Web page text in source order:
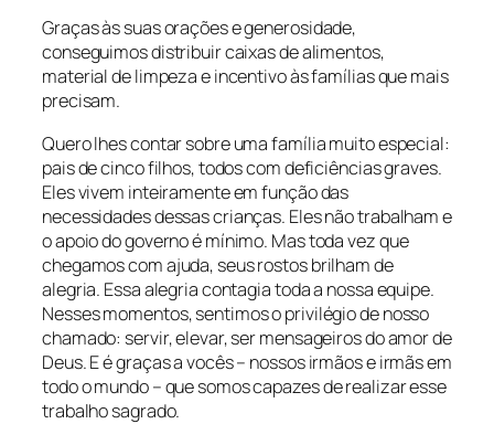
Graças às suas orações e generosidade,
conseguimos distribuir caixas de alimentos,
material de limpeza e incentivo às famílias que mais
precisam.
Quero lhes contar sobre uma família muito especial:
pais de cinco filhos, todos com deficiências graves.
Eles vivem inteiramente em função das
necessidades dessas crianças. Eles não trabalham e
o apoio do governo é mínimo. Mas toda vez que
chegamos com ajuda, seus rostos brilham de
alegria. Essa alegria contagia toda a nossa equipe.
Nesses momentos, sentimos o privilégio de nosso
chamado: servir, elevar, ser mensageiros do amor de
Deus. E é graças a vocês – nossos irmãos e irmãs em
todo o mundo – que somos capazes de realizar esse
trabalho sagrado.